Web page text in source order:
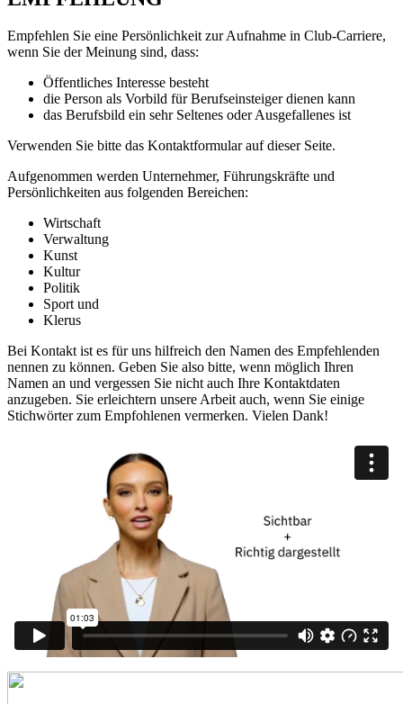
Empfehlen Sie eine Persönlichkeit zur Aufnahme in Club-Carriere,
wenn Sie der Meinung sind, dass:
Öffentliches Interesse besteht
die Person als Vorbild für Berufseinsteiger dienen kann
das Berufsbild ein sehr Seltenes oder Ausgefallenes ist
Verwenden Sie bitte das Kontaktformular auf dieser Seite.
Aufgenommen werden Unternehmer, Führungskräfte und
Persönlichkeiten aus folgenden Bereichen:
Wirtschaft
Verwaltung
Kunst
Kultur
Politik
Sport und
Klerus
Bei Kontakt ist es für uns hilfreich den Namen des Empfehlenden
nennen zu können. Geben Sie also bitte, wenn möglich Ihren
Namen an und vergessen Sie nicht auch Ihre Kontaktdaten
anzugeben. Sie erleichtern unsere Arbeit auch, wenn Sie einige
Stichwörter zum Empfohlenen vermerken. Vielen Dank!